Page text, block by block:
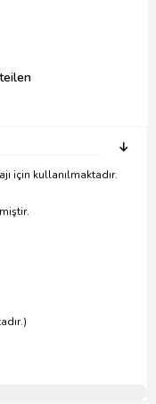
için kullanılmaktadır.